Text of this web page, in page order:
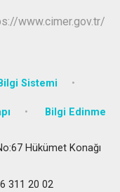
Sistemi
Bilgi Edinme
Hükümet Konağı
311 20 02